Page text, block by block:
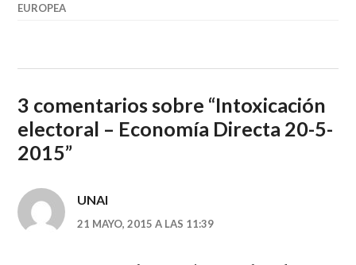
EUROPEA
3 comentarios sobre “Intoxicación
electoral – Economía Directa 20-5-
2015”
UNAI
21 MAYO, 2015 A LAS 11:39